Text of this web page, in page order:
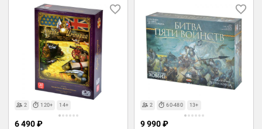
2 120+ 14+
6 490 ₽
2 60-480 13+
9 990 ₽